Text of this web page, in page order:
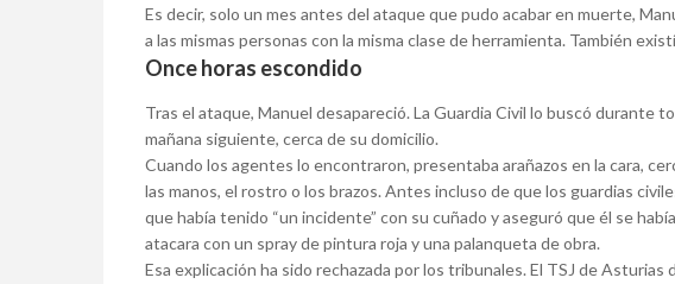
Es decir, solo un mes antes del ataque que pudo acabar en muerte,
a las mismas personas con la misma clase de herramienta. También
Once horas escondido
Tras el ataque, Manuel desapareció. La Guardia Civil lo buscó durante
mañana siguiente, cerca de su domicilio.
Cuando los agentes lo encontraron, presentaba arañazos en la cara,
las manos, el rostro o los brazos. Antes incluso de que los guardias
que había tenido “un incidente” con su cuñado y aseguró que él se
atacara con un spray de pintura roja y una palanqueta de obra.
Esa explicación ha sido rechazada por los tribunales. El TSJ de